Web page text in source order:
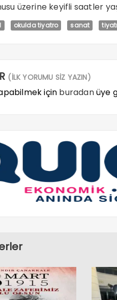
üzerine keyifli saatler
okulda tiyatro sanat
(İLK YORUMU SİZ YAZIN)
için buradanüye